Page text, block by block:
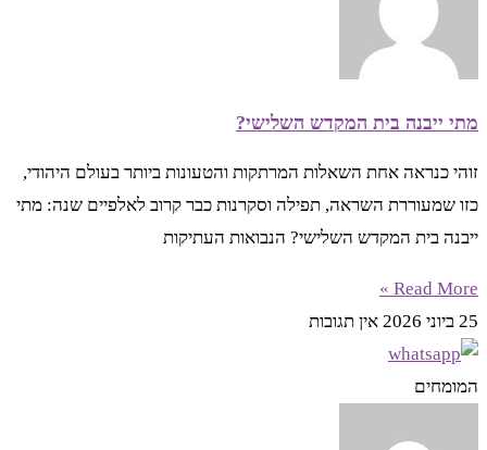
מתי ייבנה בית המקדש השלישי?
זוהי כנראה אחת השאלות המרתקות והטעונות ביותר בעולם היהודי,
כזו שמעוררת השראה, תפילה וסקרנות כבר קרוב לאלפיים שנה: מתי
ייבנה בית המקדש השלישי? הנבואות העתיקות
Read More »
25 ביוני 2026
אין תגובות
המומחים